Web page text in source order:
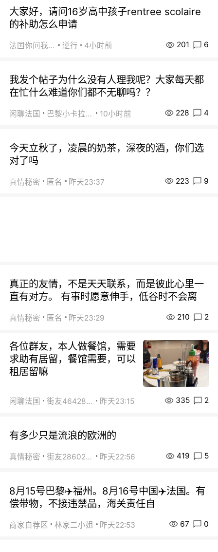
大家好，请问16岁高中孩子rentree scolaire
的补助怎么申请
法国你问我答 逆行 4小时前 201 6
我发个帖子为什么没有人理我呢？大家每天都
在忙什么难道你们都不无聊吗？？
闲聊法国 巴黎小卡拉咪 10小时前 228 4
今天立秋了，凌晨的奶茶，深夜的酒，你们选
对了吗
真情秘密 匿名 昨天23:37 223 9
真正的友情，不是天天联系，而是彼此心里一
直有对方。 有事时愿意伸手，低谷时不会离
真情秘密 匿名 昨天23:29 210 2
各位群友，本人做餐馆，需要
求助有居留，餐馆需要，可以
租居留嘛
闲聊法国 街友46428878 昨天23:15 335 2
有多少只是流浪的欧洲的
真情秘密 街友28602925 昨天22:56 419 5
8月15号巴黎✈️福州。8月16号中国✈️法国。有
偿带物，不接违禁品，海关责任自
商家自荐区 林家二小姐 昨天22:53 67 0